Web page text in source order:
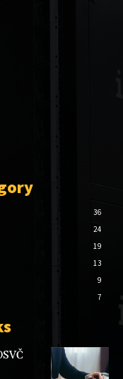
36
24
19
13
9
7